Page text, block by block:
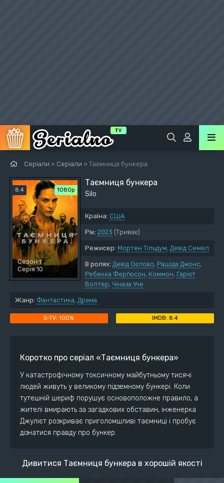
Серіали » Серіали » Таємниця бункера
8.4 1080p
Сезон 1
Серія 10
Таємниця бункера
Silo
Країна: США
Рік: 2023 (Триває)
Режисер: Мортен Тільдум, Девід Семел
В ролях: Девід Оєлово, Рашіда Джонс,
Ребекка Ферґюсон, Коммон, Гарієт
Волтер, Чіназа Уче
Жанр: Фантастика, Драма
100% 8.4
Коротко про серіал «Таємниця бункера»
У катастрофічному токсичному майбутньому тисячі
людей живуть у великому підземному бункері. Коли
тутешній шериф порушує основоположне правило, а
жителі вмирають за загадкових обставин, інженерка
Джулієт розкриває приголомшливі таємниці і пробує
дізнатися правду про бункер.
Дивитися Таємниця бункера в хорошій якості